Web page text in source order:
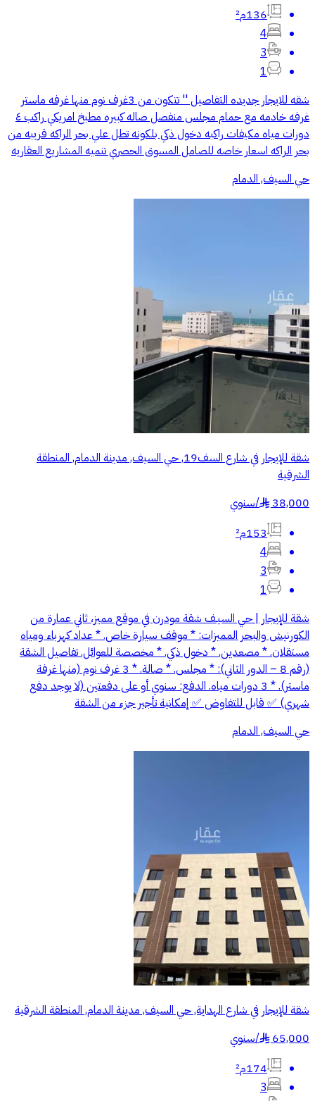
136م²
4
3
1
شقه للايجار جديده التفاصيل '' تتكون من 3غرف نوم منها غرفه ماستر
غرفه خادمه مع حمام مجلس منفصل صاله كبيره مطبخ امريكي راكب ٤
دورات مياه مكيفات راكبه دخول ذكي بلكونه تطل علي بحر الراكه قريبه من
بحر الراكه اسعار خاصه للصامل المسوق الحصري تنميه المشاريع العقاريه
حي السيف, الدمام
شقة للإيجار في شارع السف19, حي السيف, مدينة الدمام, المنطقة
الشرقية
38,000
§
/سنوي
153م²
4
3
1
شقة للإيجار | حي السيـف شقة مودرن في موقع مميز، ثاني عمارة من
الكورنيش والبحر المميزات: * موقف سيارة خاص. * عداد كهرباء ومياه
مستقلان. * مصعدين. * دخول ذكي. * مخصصة للعوائل. تفاصيل الشقة
(رقم 8 – الدور الثاني): * مجلس. * صالة. * 3 غرف نوم (منها غرفة
ماستر). * 3 دورات مياه. الدفع: سنوي أو على دفعتين (لا يوجد دفع
شهري) ✅ قابل للتفاوض ✅ إمكانية تأجير جزء من الشقة
حي السيف, الدمام
شقة للإيجار في شارع الهداية, حي السيف, مدينة الدمام, المنطقة الشرقية
65,000
§
/سنوي
174م²
3